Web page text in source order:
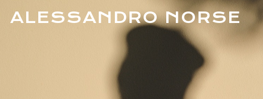
ALESSANDRO NORSE